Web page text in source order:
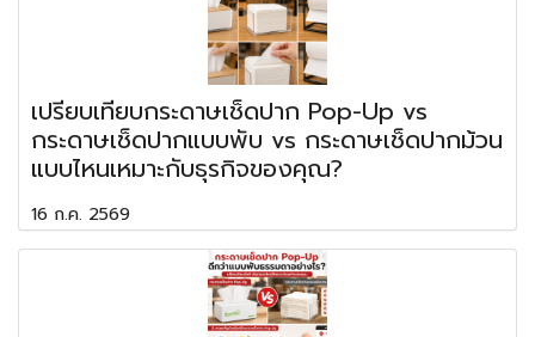
เปรียบเทียบกระดาษเช็ดปาก Pop-Up vs
กระดาษเช็ดปากแบบพับ vs กระดาษเช็ดปากม้วน
แบบไหนเหมาะกับธุรกิจของคุณ?
16 ก.ค. 2569